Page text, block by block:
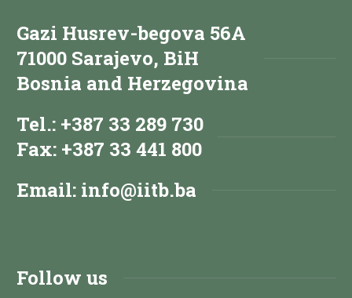
Gazi Husrev-begova 56A
71000 Sarajevo, BiH
Bosnia and Herzegovina
Tel.: +387 33 289 730
Fax: +387 33 441 800
Email: info@iitb.ba
Follow us